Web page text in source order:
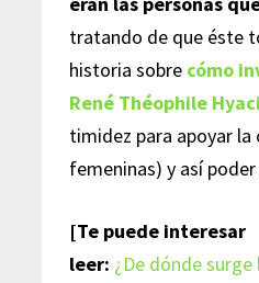
tratando de que éste
historia sobre cómo
René Théophile
timidez para apoyar la
femeninas) y así
[Te puede interesar
leer: ¿De dónde